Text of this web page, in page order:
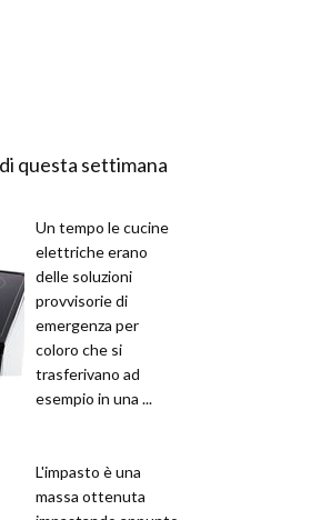
questa settimana
Un tempo le cucine
elettriche erano
delle soluzioni
provvisorie di
emergenza per
coloro che si
trasferivano ad
esempio in una ...
L'impasto è una
massa ottenuta